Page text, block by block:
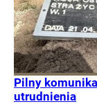
Pilny
utrudnienia